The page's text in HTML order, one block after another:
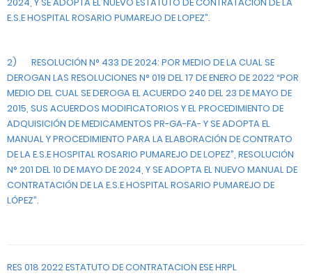
E.S.E HOSPITAL ROSARIO PUMAREJO DE LOPEZ”.
2) RESOLUCIÓN N° 433 DE 2024: POR MEDIO DE LA CUAL SE
DEROGAN LAS RESOLUCIONES N° 019 DEL 17 DE ENERO DE 2022 “POR
MEDIO DEL CUAL SE DEROGA EL ACUERDO 240 DEL 23 DE MAYO DE
2015, SUS ACUERDOS MODIFICATORIOS Y EL PROCEDIMIENTO DE
ADQUISICIÓN DE MEDICAMENTOS PR-GA-FA- Y SE ADOPTA EL
MANUAL Y PROCEDIMIENTO PARA LA ELABORACIÓN DE CONTRATO
DE LA E.S.E HOSPITAL ROSARIO PUMAREJO DE LOPEZ”, RESOLUCIÓN
N° 201 DEL 10 DE MAYO DE 2024, Y SE ADOPTA EL NUEVO MANUAL DE
CONTRATACIÓN DE LA E.S.E HOSPITAL ROSARIO PUMAREJO DE
LÓPEZ”.
RES 018 2022 ESTATUTO DE CONTRATACION ESE HRPL